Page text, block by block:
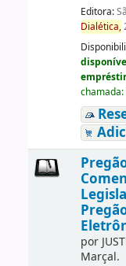
Editora:
Dialética,
chamada:
por
Marçal.